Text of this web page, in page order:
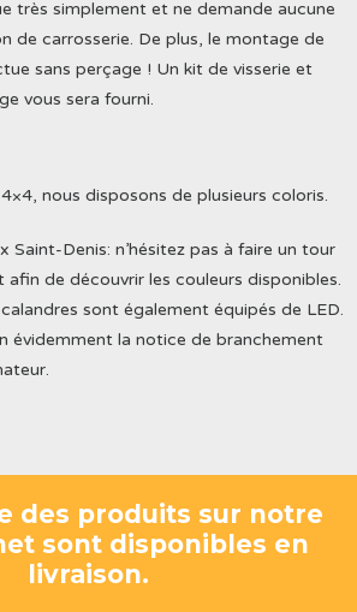
très simplement et ne demande aucune
de carrosserie. De plus, le montage de
sans perçage ! Un kit de visserie et
vous sera fourni.
nous disposons de plusieurs coloris.
Saint-Denis: n’hésitez pas à faire un tour
de découvrir les couleurs disponibles.
sont également équipés de LED.
évidemment la notice de branchement
des produits sur notre
sont disponibles en
livraison.